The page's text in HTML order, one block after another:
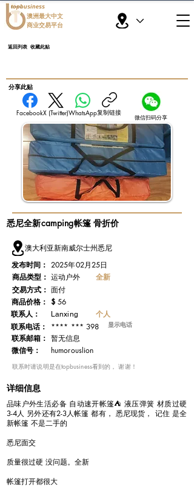
topbusiness
澳洲最大中文
商业交易平台
返回列表 收藏此贴
​分享此贴
FacebookX (Twitter)WhatsApp复制链接
微信扫码分享
悉尼全新camping帐篷 骨折价
澳大利亚新南威尔士州悉尼
发布时间： 2025年02月25日
​商品类型： 运动户外
全新
交易方式： 面付
​商品价格： $56
联系人：
Lanxing 个人
联系电话： **** *** 398 显示电话
​联系邮箱： 暂无信息
微信号：
humorouslion
​联系时请说明是在topbusiness看到的， 谢谢！
详细信息
品味户外生活必备 自动速开帐篷⛺ 液压弹簧 材质过硬
3-4人 另外还有2-3人帐篷 都有， 悉尼现货， 记住 是全
新帐篷 不是二手的
悉尼面交
质量很过硬 没问题。全新
帐篷打开都很大